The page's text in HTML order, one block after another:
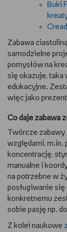
Buki
Zabawa
samodzielne
pomysłów na
się okazuje, taka
edukacyjne.
więc jako
Co daje zabawa
Twórcze
względami, m.in.
koncentrację,
manualne i
na potrzebne w
posługiwanie
konkretnemu
sobie pasję np. do
Z kolei naukowe